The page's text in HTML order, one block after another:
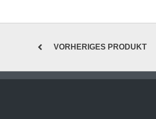
VORHERIGES PRODUKT